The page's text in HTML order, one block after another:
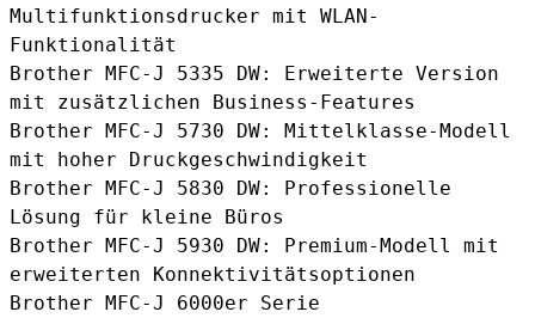
Multifunktionsdrucker mit WLAN-
Funktionalität
Brother MFC-J 5335 DW: Erweiterte Version
mit zusätzlichen Business-Features
Brother MFC-J 5730 DW: Mittelklasse-Modell
mit hoher Druckgeschwindigkeit
Brother MFC-J 5830 DW: Professionelle
Lösung für kleine Büros
Brother MFC-J 5930 DW: Premium-Modell mit
erweiterten Konnektivitätsoptionen
Brother MFC-J 6000er Serie